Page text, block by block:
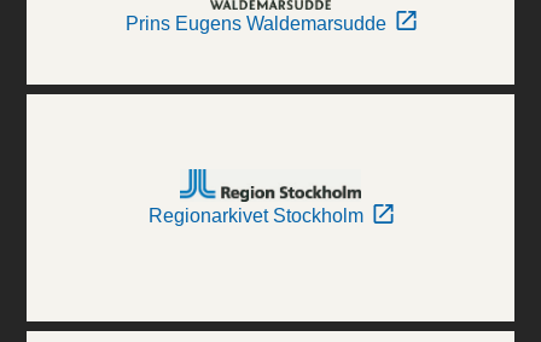
Prins Eugens Waldemarsudde
Regionarkivet Stockholm